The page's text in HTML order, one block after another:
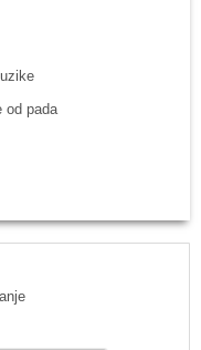
od pada